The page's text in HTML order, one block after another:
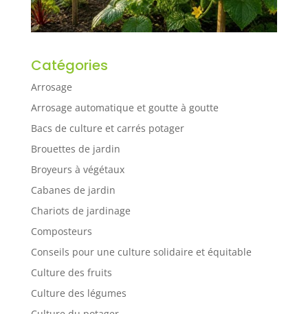
Catégories
Arrosage
Arrosage automatique et goutte à goutte
Bacs de culture et carrés potager
Brouettes de jardin
Broyeurs à végétaux
Cabanes de jardin
Chariots de jardinage
Composteurs
Conseils pour une culture solidaire et équitable
Culture des fruits
Culture des légumes